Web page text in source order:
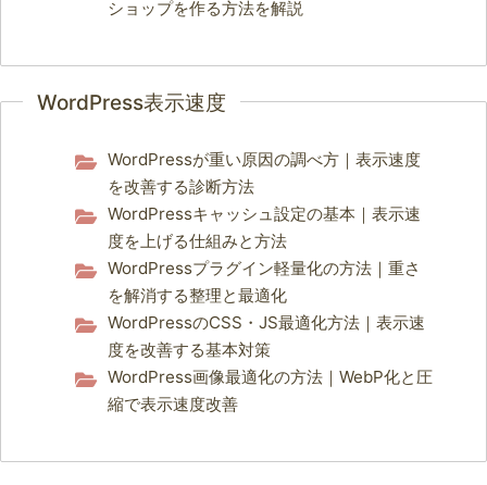
ショップを作る方法を解説
WordPress表示速度
WordPressが重い原因の調べ方｜表示速度
を改善する診断方法
WordPressキャッシュ設定の基本｜表示速
度を上げる仕組みと方法
WordPressプラグイン軽量化の方法｜重さ
を解消する整理と最適化
WordPressのCSS・JS最適化方法｜表示速
度を改善する基本対策
WordPress画像最適化の方法｜WebP化と圧
縮で表示速度改善